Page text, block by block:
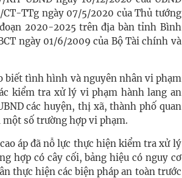
TTg ngày 07/5/2020 của Thủ tướng
2020-2025 trên địa bàn tỉnh Bình
ngày 01/6/2009 của Bộ Tài chính và
biết tình hình và nguyên nhân vi phạm
kiểm tra xử lý vi phạm hành lang an
các huyện, thị xã, thành phố quan
số trường hợp vi phạm.
áp đã nỗ lực thực hiện kiểm tra xử lý
hợp có cây cối, bảng hiệu có nguy cơ
thực hiện các biện pháp an toàn trước